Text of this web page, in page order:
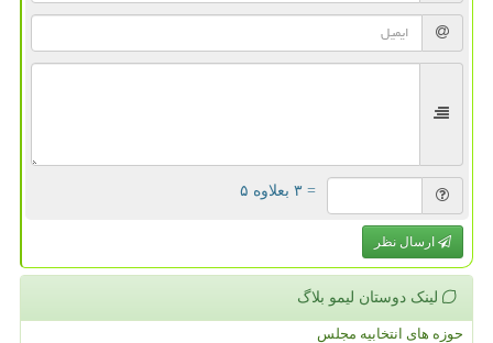
= ۳ بعلاوه ۵
ارسال نظر
لینک دوستان لیمو بلاگ
حوزه های انتخابیه مجلس